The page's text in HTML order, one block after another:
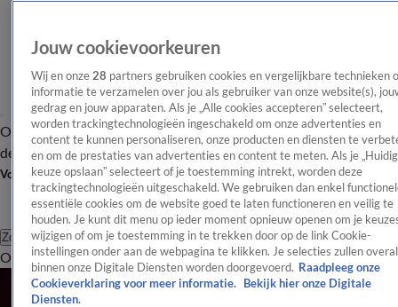
OverzichtAfleveringen Entertainment TV Algemeen
Tip
de redactieNieuwsbrief
Volg Shownieuws
Zoeken
OverzichtEntertainmentSpraakmakendRealityCrimeVideo's
Jouw cookievoorkeuren
Wij en onze 28 partners gebruiken cookies en vergelijkbare technieken
informatie te verzamelen over jou als gebruiker van onze website(s),
gedrag en jouw apparaten. Als je „Alle cookies accepteren” selecteert,
worden trackingtechnologieën ingeschakeld om onze advertenties en
content te kunnen personaliseren, onze producten en diensten te
en om de prestaties van advertenties en content te meten. Als je
keuze opslaan” selecteert of je toestemming intrekt, worden deze
trackingtechnologieën uitgeschakeld. We gebruiken dan enkel
essentiële cookies om de website goed te laten functioneren en veilig te
houden. Je kunt dit menu op ieder moment opnieuw openen om je
wijzigen of om je toestemming in te trekken door op de link Cookie-
instellingen onder aan de webpagina te klikken. Je selecties zullen overal
binnen onze Digitale Diensten worden doorgevoerd. Raadpleeg onze
Cookieverklaring voor meer informatie.
Bekijk hier onze Digitale
Diensten.